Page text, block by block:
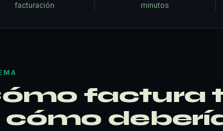
facturación
minutos
factura
cómo